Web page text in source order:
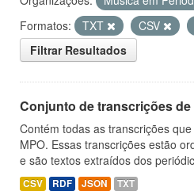
Formatos:
TXT CSV
Filtrar Resultados
Conjunto de transcrições
Contém todas as transcrições
MPO. Essas transcrições estão
e são textos extraídos dos
CSV RDF JSON TXT